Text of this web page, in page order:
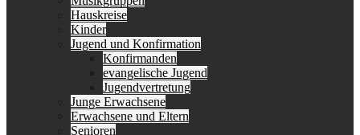
Hauskreise
Kinder
Jugend und Konfirmation
Konfirmanden
evangelische Jugend
Jugendvertretung
Junge Erwachsene
Erwachsene und Eltern
Senioren